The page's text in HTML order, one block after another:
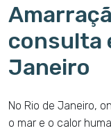
consulta
Janeiro
No Rio de Janeiro,
o mar e o calor